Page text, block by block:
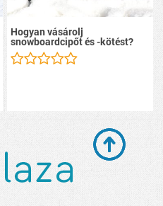
Hogyan vásárolj
snowboardcipőt és -kötést?